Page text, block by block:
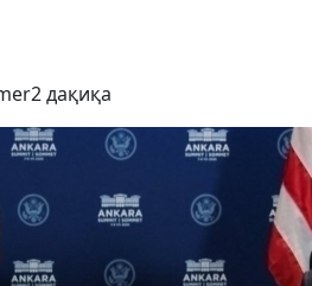
2 дақиқа